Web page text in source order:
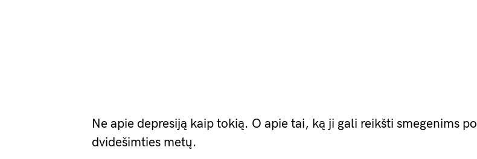
Ne apie depresiją kaip tokią. O apie tai, ką ji gali reikšti smegenims po
dvidešimties metų.